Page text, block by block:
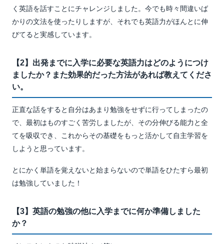
く英語を話すことにチャレンジしました。今でも時々間違いば
かりの文法を使ったりしますが、それでも英語力がほんとに伸
びてると実感しています。
【2】出発までに入学に必要な英語力はどのようにつけ
ましたか？また効果的だった方法があれば教えてくださ
い。
正直な話をすると自分はあまり勉強をせずに行ってしまったの
で、最初はものすごく苦労しましたが、その分伸びる能力と全
てを吸収でき、これからその基礎をもっと活かして自主学習を
しようと思っています。
とにかく単語を覚えないと始まらないので単語をひたすら最初
は勉強していました！
【3】英語の勉強の他に入学までに何か準備しました
か？